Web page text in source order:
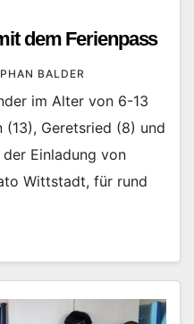
dem Ferienpass
BALDER
im Alter von 6-13
(13), Geretsried (8) und
Einladung von
Wittstadt, für rund